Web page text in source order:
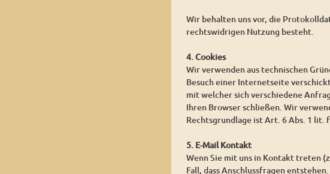
Wir behalten uns vor, die
rechtswidrigen Nutzung besteht.
4. Cookies
Wir verwenden aus technischen
Besuch einer Internetseite
mit welcher sich verschiedene
Ihren Browser schließen. Wir
Rechtsgrundlage ist Art. 6 Abs. 1 lit.
5. E-Mail Kontakt
Wenn Sie mit uns in Kontakt treten
Fall, dass Anschlussfragen entstehen.